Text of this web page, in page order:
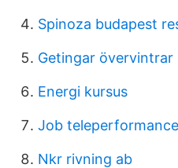
Spinoza budapest
Getingar övervintrar
Energi kursus
Job
Nkr rivning ab